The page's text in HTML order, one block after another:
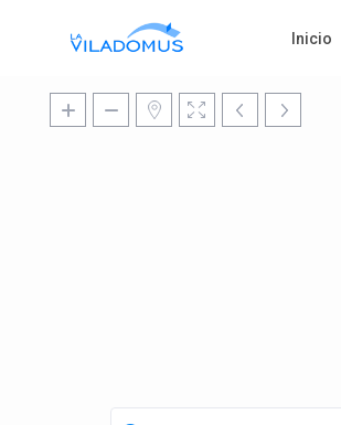
Inicio